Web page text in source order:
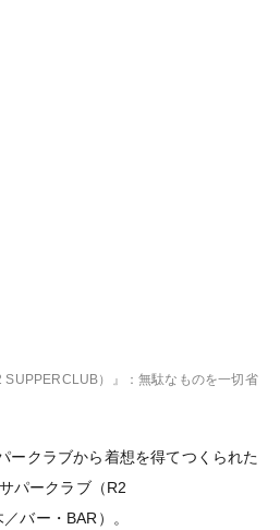
SUPPERCLUB）』：無駄なものを一切省
ークラブから着想を得てつくられた
パークラブ（R2
バー・BAR）。